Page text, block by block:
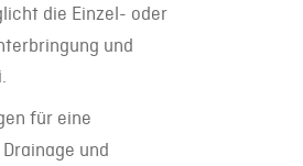
die Einzel- oder
und
für eine
und